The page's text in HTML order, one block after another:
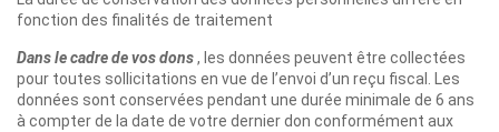
fonction des finalités de traitement
Dans le cadre de vos dons, les données peuvent être collectées
pour toutes sollicitations en vue de l’envoi d’un reçu fiscal. Les
données sont conservées pendant une durée minimale de 6 ans
à compter de la date de votre dernier don conformément aux